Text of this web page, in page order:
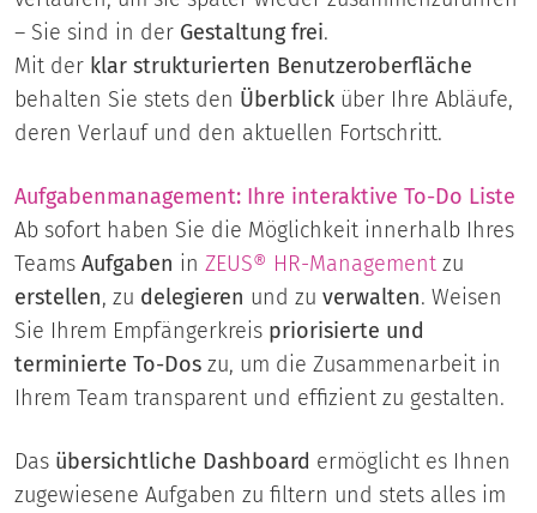
– Sie sind in der Gestaltung frei.
Mit der klar strukturierten Benutzeroberfläche
behalten Sie stets den Überblick über Ihre Abläufe,
deren Verlauf und den aktuellen Fortschritt.
Aufgabenmanagement: Ihre interaktive To-Do Liste
Ab sofort haben Sie die Möglichkeit innerhalb Ihres
Teams Aufgaben in ZEUS® HR-Management zu
erstellen, zu delegieren und zu verwalten. Weisen
Sie Ihrem Empfängerkreis priorisierte und
terminierte To-Dos zu, um die Zusammenarbeit in
Ihrem Team transparent und effizient zu gestalten.
Das übersichtliche Dashboard ermöglicht es Ihnen
zugewiesene Aufgaben zu filtern und stets alles im